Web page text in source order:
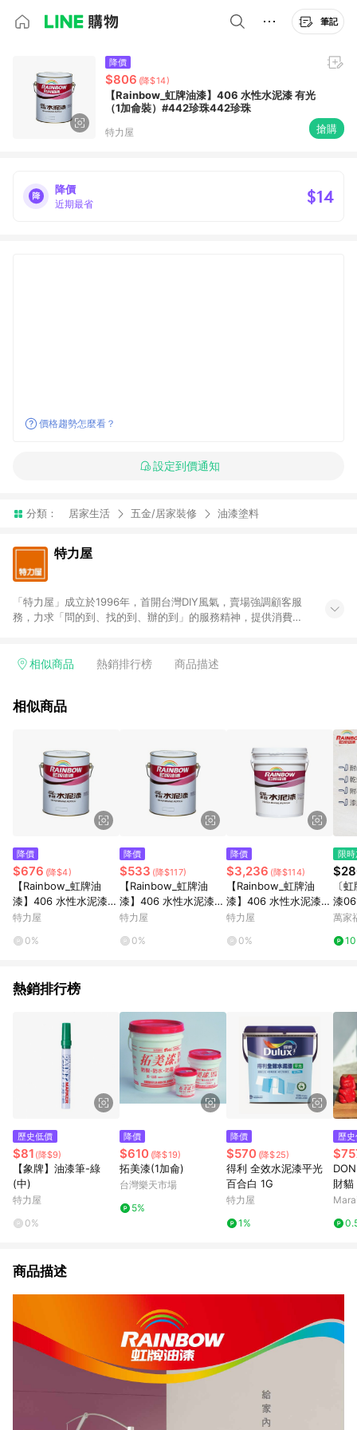
筆記
降價
$806 (降$14)
【Rainbow_虹牌油漆】406 水性水泥漆 有光
（1加侖裝）#442珍珠442珍珠
特力屋 搶購
降價
近期最省 $14
價格趨勢怎麼看？
設定到價通知
分類： 居家生活 五金/居家裝修 油漆塗料
特力屋
「特力屋」成立於1996年，首開台灣DIY風氣，賣場強調顧客服
務，力求「問的到、找的到、辦的到」的服務精神，提供消費者
客找到居家修繕、佈置或裝潢時所需；另外，在各家分店內規劃
等各方面進行整合，提升服務質感，期望每一位來店顧客，能輕
發與靈感(Exciting experience)，同時持續提供消費者居家修繕
最佳解決方案，以創造優質居家環境為首要目標，成為消費者打
造幸福家園時的優先選擇。
相似商品 熱銷排行榜 商品描述
相似商品
降價
$676 (降$4)
【Rainbow_虹牌油
漆】406 水性水泥漆
有光（1加侖裝）#420
特力屋
0%
降價
$533 (降$117)
【Rainbow_虹牌油
漆】406 水性水泥漆
平光（1加侖裝）490黑
特力屋
0%
降價
$3,236 (降$114)
【Rainbow_虹牌油
漆】406 水性水泥漆
平光（5加侖裝）4090
特力屋
0%
限
〔
漆
萬家
熱銷排行榜
歷史低價
$81 (降$9)
【象牌】油漆筆-綠
(中)
特力屋
0%
降價
$610 (降$19)
拓美漆(1加侖)
台灣樂天市場
5%
降價
$570 (降$25)
得利 全效水泥漆平光
百合白 1G
特力屋
1%
歷
財貓
手
商品描述